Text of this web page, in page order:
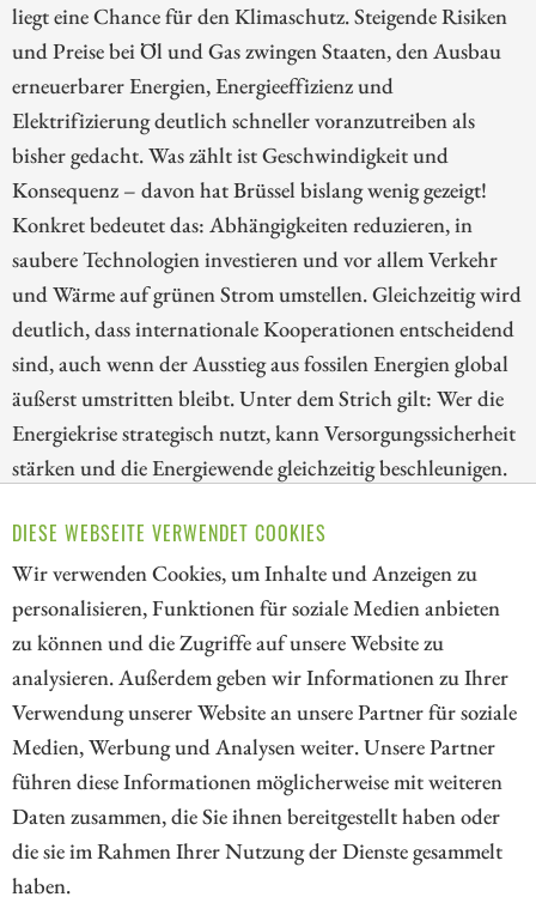
DIESE WEBSEITE VERWENDET COOKIES
Wir verwenden Cookies, um Inhalte und Anzeigen zu
personalisieren, Funktionen für soziale Medien anbieten
zu können und die Zugriffe auf unsere Website zu
analysieren. Außerdem geben wir Informationen zu Ihrer
Verwendung unserer Website an unsere Partner für soziale
Medien, Werbung und Analysen weiter. Unsere Partner
führen diese Informationen möglicherweise mit weiteren
Daten zusammen, die Sie ihnen bereitgestellt haben oder
die sie im Rahmen Ihrer Nutzung der Dienste gesammelt
haben.
liegt eine Chance für den Klimaschutz. Steigende Risiken
und Preise bei Öl und Gas zwingen Staaten, den Ausbau
erneuerbarer Energien, Energieeffizienz und
Elektrifizierung deutlich schneller voranzutreiben als
bisher gedacht. Was zählt ist Geschwindigkeit und
Konsequenz – davon hat Brüssel bislang wenig gezeigt!
Konkret bedeutet das: Abhängigkeiten reduzieren, in
saubere Technologien investieren und vor allem Verkehr
und Wärme auf grünen Strom umstellen. Gleichzeitig wird
deutlich, dass internationale Kooperationen entscheidend
sind, auch wenn der Ausstieg aus fossilen Energien global
äußerst umstritten bleibt. Unter dem Strich gilt: Wer die
Energiekrise strategisch nutzt, kann Versorgungssicherheit
stärken und die Energiewende gleichzeitig beschleunigen.
Eintrittspunkte in diese Szenarien, aber wo jetzt noch
aufspringen?
ZUM KOMMENTAR
// kapitalerhoehungen.de - © 2026 - Die Informationsplattform für
Investoren und Unternehmen rund um Kapitalerhöhung, Kapitalmarkt
und Unternehmensfinanzierung